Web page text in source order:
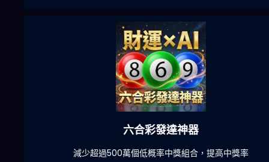
六合彩發達神器
減少超過500萬個低概率中獎組合，提高中獎率